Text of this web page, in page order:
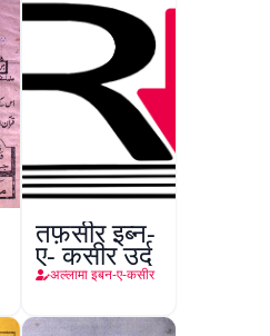
तफ़सीर इब्न-
ए- कसीर उर्दू
अल्लामा इबन-ए-कसीर